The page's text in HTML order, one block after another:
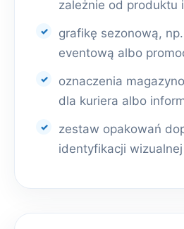
zależnie od produktu
grafikę sezonową,
eventową albo
oznaczenia
dla kuriera albo
zestaw opakowań
identyfikacji